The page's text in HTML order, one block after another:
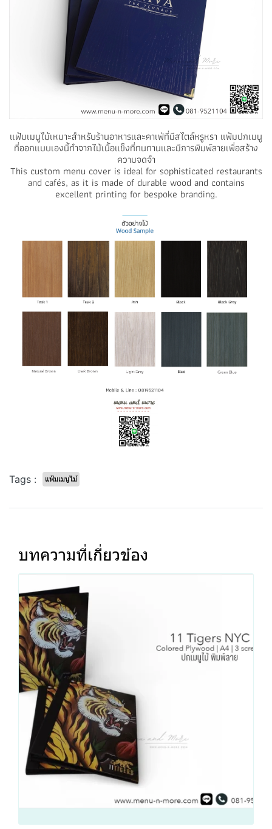
แฟ้มเมนูไม้เหมาะสำหรับร้านอาหารและคาเฟ่ที่มีสไตล์หรูหรา แฟ้มปกเมนู
ที่ออกแบบเองนี้ทำจากไม้เนื้อแข็งที่ทนทานและมีการพิมพ์ลายเพื่อสร้าง
ความจดจำ
This custom menu cover is ideal for sophisticated restaurants
and cafés, as it is made of durable wood and contains
excellent printing for bespoke branding.
Tags : แฟ้มเมนูไม้
บทความที่เกี่ยวข้อง